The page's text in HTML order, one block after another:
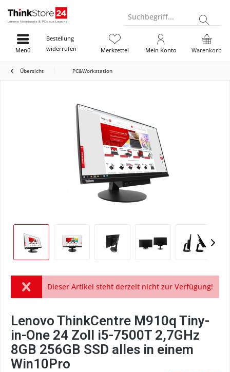
Suchbegriff...
Bestellung
widerrufen
Warenkorb
Merkzettel Mein Konto
Menü
Übersicht PC&Workstation
Dieser Artikel steht derzeit nicht zur Verfügung!
Lenovo ThinkCentre M910q Tiny-
in-One 24 Zoll i5-7500T 2,7GHz
8GB 256GB SSD alles in einem
Win10Pro